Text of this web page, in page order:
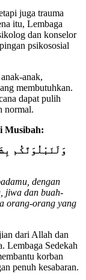
juga trauma
itu, Lembaga
dan konselor
psikososial
anak,
membutuhkan.
dapat pulih
normal.
Musibah:
وَلَنَبْلُوَنَّكُم
dengan
jiwa dan buah-
orang-orang yang
dari Allah dan
Lembaga Sedekah
korban
penuh kesabaran.